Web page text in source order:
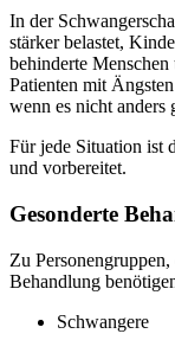
In der
stärker belastet,
behinderte
Patienten mit
wenn es nicht anders
Für jede Situation ist
und vorbereitet.
Gesonderte
Zu
Behandlung
Schwangere